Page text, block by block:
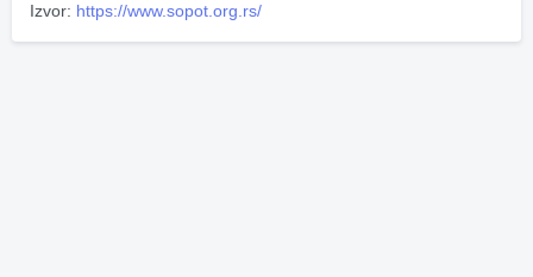
Izvor: https://www.sopot.org.rs/